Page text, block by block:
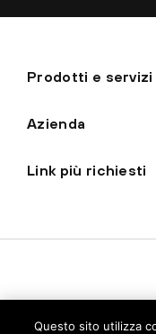
Prodotti e servizi
Azienda
Link più richiesti
Questo sito utilizza